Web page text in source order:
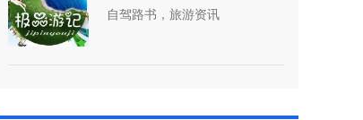
自驾路书，旅游资讯